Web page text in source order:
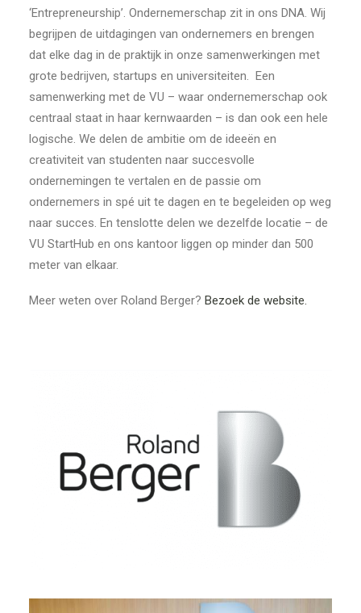
‘Entrepreneurship’. Ondernemerschap zit in ons DNA. Wij
begrijpen de uitdagingen van ondernemers en brengen
dat elke dag in de praktijk in onze samenwerkingen met
grote bedrijven, startups en universiteiten. Een
samenwerking met de VU – waar ondernemerschap ook
centraal staat in haar kernwaarden – is dan ook een hele
logische. We delen de ambitie om de ideeën en
creativiteit van studenten naar succesvolle
ondernemingen te vertalen en de passie om
ondernemers in spé uit te dagen en te begeleiden op weg
naar succes. En tenslotte delen we dezelfde locatie – de
VU StartHub en ons kantoor liggen op minder dan 500
meter van elkaar.
Meer weten over Roland Berger? Bezoek de website.